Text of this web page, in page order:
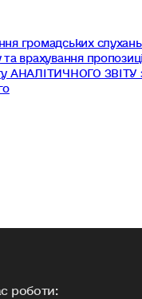
громадських
врахування
АНАЛІТИЧНОГО ЗВІТУ
роботи: